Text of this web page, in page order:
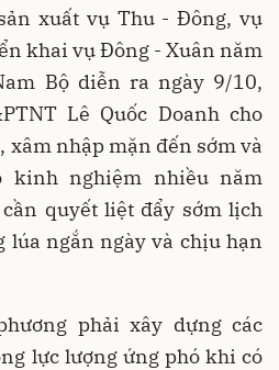
xuất vụ Thu - Đông, vụ
khai vụ Đông - Xuân năm
Bộ diễn ra ngày 9/10,
Lê Quốc Doanh cho
xâm nhập mặn đến sớm và
kinh nghiệm nhiều năm
quyết liệt đẩy sớm lịch
ngắn ngày và chịu hạn
phải xây dựng các
lực lượng ứng phó khi có